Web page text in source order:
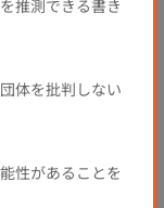
推測できる書き
体を批判しない
性があることを